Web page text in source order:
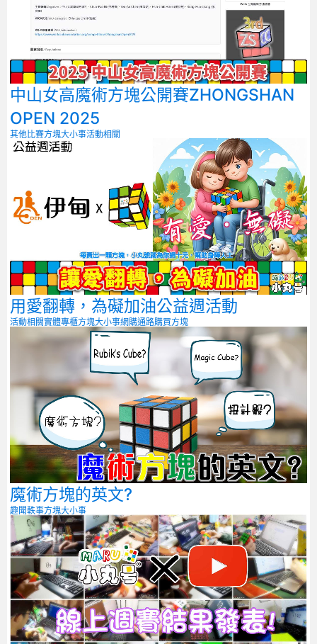
中山女高魔術方塊公開賽ZHONGSHAN
OPEN 2025
其他比賽方塊大小事活動相關
用愛翻轉，為礙加油公益週活動
活動相關實體專櫃方塊大小事網購通路購買方塊
魔術方塊的英文?
趣聞軼事方塊大小事